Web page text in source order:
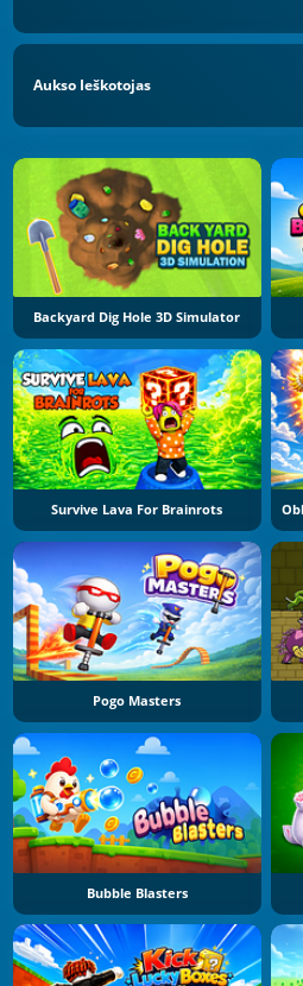
Aukso Ieškotojas
Backyard Dig Hole 3D Simulator
Survive Lava For Brainrots
Pogo Masters
Bubble Blasters